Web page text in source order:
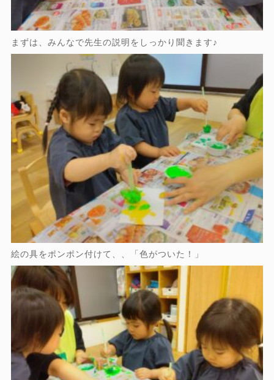
まずは、みんなで先生の説明をしっかり聞きます♪
絵の具をポンポン付けて、、「色がついた！」